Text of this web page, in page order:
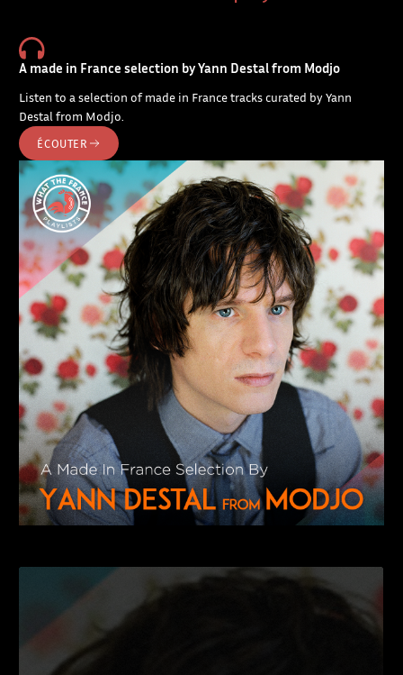
A made in France selection by Yann Destal from Modjo
Listen to a selection of made in France tracks curated by Yann
Destal from Modjo.
ÉCOUTER